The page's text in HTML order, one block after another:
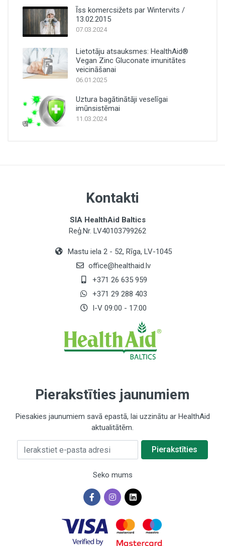
Īss komercsižets par Wintervits /
13.02.2015
07.03.2024
Lietotāju atsauksmes: HealthAid®
Vegan Zinc Gluconate imunitātes
veicināšanai
06.01.2025
Uztura bagātinātāji veselīgai
imūnsistēmai
11.03.2024
Kontakti
SIA HealthAid Baltics
Reģ.Nr. LV40103799262
Mastu iela 2 - 52, Rīga, LV-1045
office@healthaid.lv
+371 26 635 959
+371 29 288 403
I-V 09:00 - 17:00
Pierakstīties jaunumiem
Piesakies jaunumiem savā epastā, lai uzzinātu ar HealthAid
aktualitātēm.
Ierakstiet e-pasta adresi Pierakstīties
Seko mums